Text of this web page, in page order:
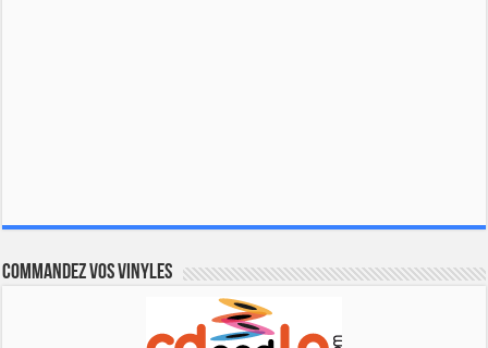
Commandez vos vinyles